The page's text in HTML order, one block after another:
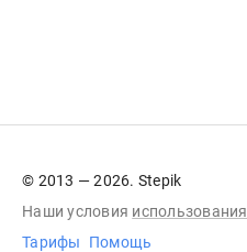
© 2013 — 2026. Stepik
Наши условия использования
Тарифы
Помощь